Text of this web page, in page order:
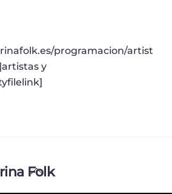
programacion/artist
y
Back
Folk